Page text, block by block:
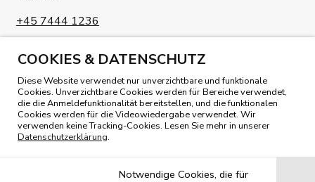
COOKIES & DATENSCHUTZ
Diese Website verwendet nur unverzichtbare und funktionale
Cookies. Unverzichtbare Cookies werden für Bereiche verwendet,
die die Anmeldefunktionalität bereitstellen, und die funktionalen
Cookies werden für die Videowiedergabe verwendet. Wir
verwenden keine Tracking-Cookies. Lesen Sie mehr in unserer
Datenschutzerklärung.
Notwendige Cookies, die für
+45 7444 1236
UNSER MAGAZIN LESEN